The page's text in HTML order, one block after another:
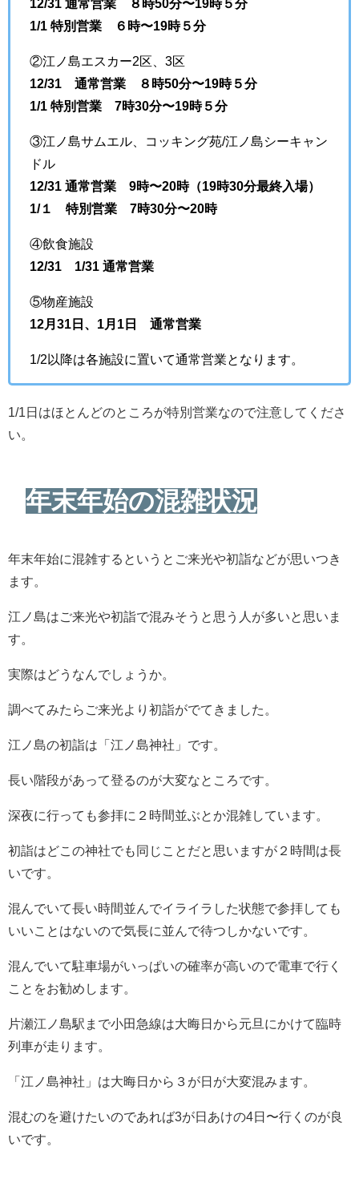
12/31 通常営業 ８時50分〜19時５分
1/1 特別営業 ６時〜19時５分
②江ノ島エスカー2区、3区
12/31 通常営業 ８時50分〜19時５分
1/1 特別営業 7時30分〜19時５分
③江ノ島サムエル、コッキング苑/江ノ島シーキャン
ドル
12/31 通常営業 9時〜20時（19時30分最終入場）
1/１ 特別営業 7時30分〜20時
④飲食施設
12/31 1/31 通常営業
⑤物産施設
12月31日、1月1日 通常営業
1/2以降は各施設に置いて通常営業となります。
1/1日はほとんどのところが特別営業なので注意してくださ
い。
年末年始の混雑状況
年末年始に混雑するというとご来光や初詣などが思いつき
ます。
江ノ島はご来光や初詣で混みそうと思う人が多いと思いま
す。
実際はどうなんでしょうか。
調べてみたらご来光より初詣がでてきました。
江ノ島の初詣は「江ノ島神社」です。
長い階段があって登るのが大変なところです。
深夜に行っても参拝に２時間並ぶとか混雑しています。
初詣はどこの神社でも同じことだと思いますが２時間は長
いです。
混んでいて長い時間並んでイライラした状態で参拝しても
いいことはないので気長に並んで待つしかないです。
混んでいて駐車場がいっぱいの確率が高いので電車で行く
ことをお勧めします。
片瀬江ノ島駅まで小田急線は大晦日から元旦にかけて臨時
列車が走ります。
「江ノ島神社」は大晦日から３が日が大変混みます。
混むのを避けたいのであれば3が日あけの4日〜行くのが良
いです。